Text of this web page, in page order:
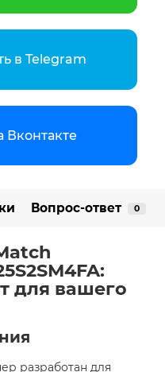
в Telegram
Вконтакте
Вопрос-ответ 0
для вашего
разработан для